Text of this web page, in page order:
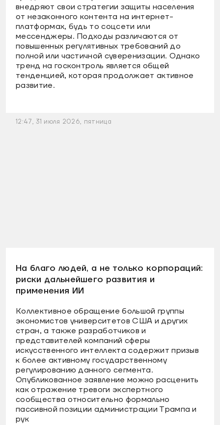
внедряют свои стратегии защиты населения
от незаконного контента на интернет-
платформах, будь то соцсети или
мессенджеры. Подходы различаются от
повышенных регулятивных требований до
полной или частичной суверенизации. Однако
тренд на госконтроль является общей
тенденцией, которая продолжает активное
развитие.
12:47, 31 июля 2026, пятница
На благо людей, а не только корпораций:
риски дальнейшего развития и
применения ИИ
Коллективное обращение большой группы
экономистов университетов США и других
стран, а также разработчиков и
представителей компаний сферы
искусственного интеллекта содержит призыв
к более активному государственному
регулированию данного сегмента.
Опубликованное заявление можно расценить
как отражение тревоги экспертного
сообщества относительно формально
пассивной позиции администрации Трампа и
рук